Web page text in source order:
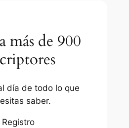
más de 900
día de todo lo que
saber.
Registro